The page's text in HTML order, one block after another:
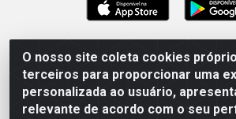
O nosso site coleta cookies
terceiros para proporcionar uma
personalizada ao usuário,
relevante de acordo com o seu
Polybalas - Rua João Miguel de Souza,
Ernesto Geisel, João Pessoa/PB - CEP
00.909.327/0002-61